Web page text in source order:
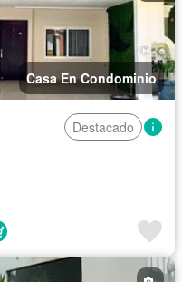
Casa En Condominio
Destacado